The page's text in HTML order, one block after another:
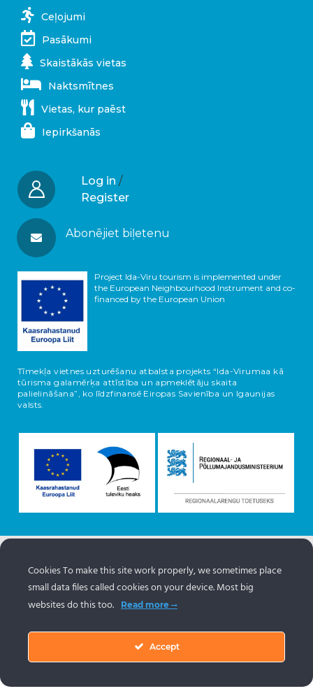
Ceļojumi
Pasākumi
Skaistākās vietas
Naktsmītnes
Vietas, kur paēst
Iepirkšanās
Log in /
Register
Abonējiet biļetenu
Project Ida-Viru tourism is implemented under
the European Neighbourhood Instrument and co-
financed by the European Union
Tīmekļa vietnes uzturēšanu atbalsta projekts “Ida-Virumaa kā
tūrisma galamērķa attīstība un apmeklētāju skaita
palielināšana”, ko līdzfinansē Eiropas Savienība un Igaunijas
valsts.
www.puhkaeestis.ee
Cookies To make this site work properly, we sometimes place
small data files called cookies on your device. Most big
websites do this too.
Read more
Accept